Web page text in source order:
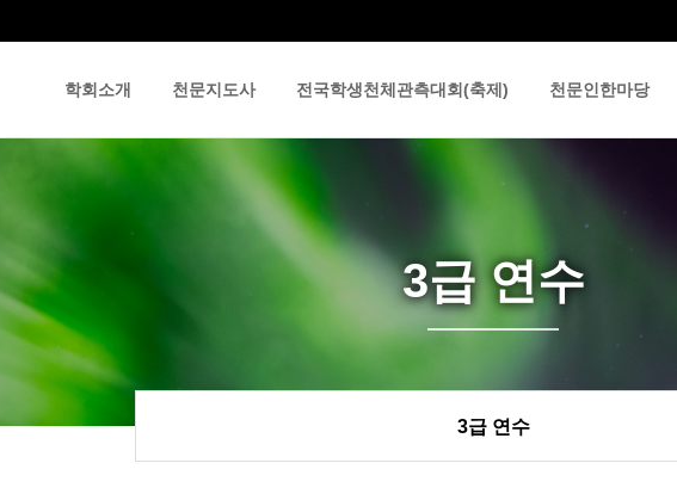
학회소개 천문지도사 전국학생천체관측대회(축제) 천문인한마당
3급 연수
3급 연수